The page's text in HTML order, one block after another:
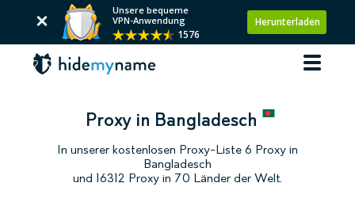
Unsere bequeme
VPN-Anwendung
1576
Herunterladen
Proxy in Bangladesch
In unserer kostenlosen Proxy-Liste 6 Proxy in
Bangladesch
und 16312 Proxy in 70 Länder der Welt.